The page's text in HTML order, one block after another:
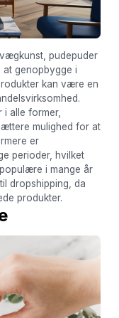
pudepuder
genopbygge i
kan være en
i alle former,
mulighed for at
er
perioder, hvilket
i mange år
dropshipping, da
produkter.